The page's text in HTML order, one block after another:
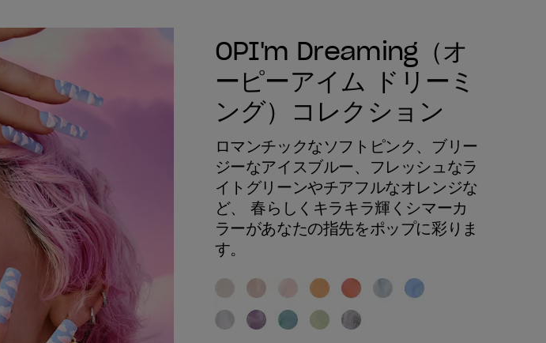
OPI'm Dreaming（オ
ーピーアイム ドリーミ
ング）コレクション
ロマンチックなソフトピンク、ブリー
ジーなアイスブルー、フレッシュなラ
イトグリーンやチアフルなオレンジな
ど、 春らしくキラキラ輝くシマーカ
ラーがあなたの指先をポップに彩りま
す。